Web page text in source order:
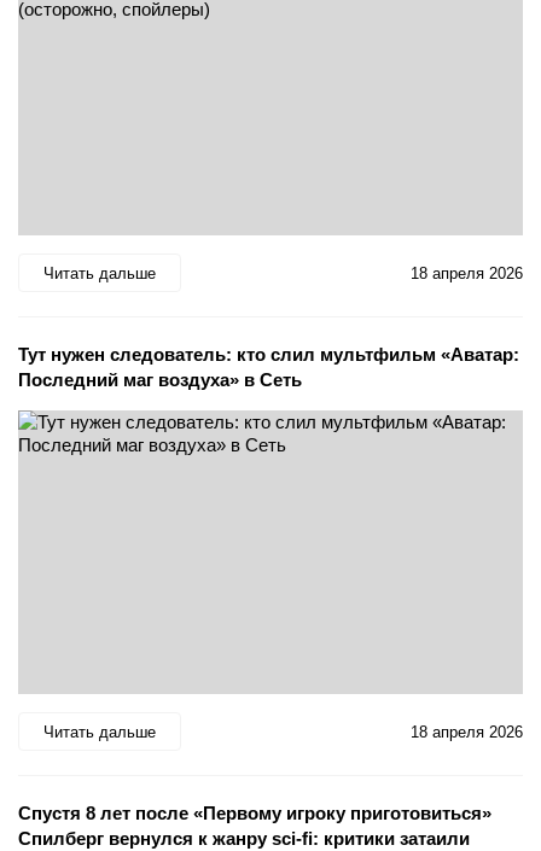
Читать дальше 18 апреля 2026
Тут нужен следователь: кто слил мультфильм «Аватар:
Последний маг воздуха» в Сеть
Читать дальше 18 апреля 2026
Спустя 8 лет после «Первому игроку приготовиться»
Спилберг вернулся к жанру sci-fi: критики затаили